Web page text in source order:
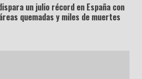
un julio récord en España con
quemadas y miles de muertes